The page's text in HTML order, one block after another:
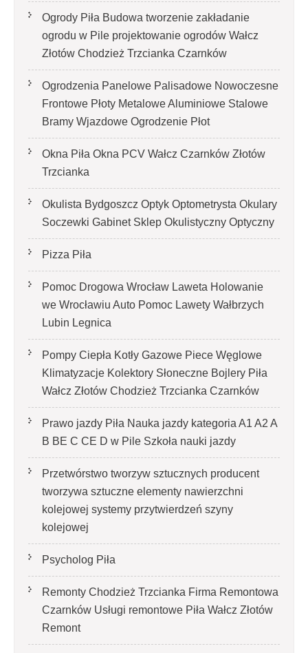
Ogrody Piła Budowa tworzenie zakładanie
ogrodu w Pile projektowanie ogrodów Wałcz
Złotów Chodzież Trzcianka Czarnków
Ogrodzenia Panelowe Palisadowe Nowoczesne
Frontowe Płoty Metalowe Aluminiowe Stalowe
Bramy Wjazdowe Ogrodzenie Płot
Okna Piła Okna PCV Wałcz Czarnków Złotów
Trzcianka
Okulista Bydgoszcz Optyk Optometrysta Okulary
Soczewki Gabinet Sklep Okulistyczny Optyczny
Pizza Piła
Pomoc Drogowa Wrocław Laweta Holowanie
we Wrocławiu Auto Pomoc Lawety Wałbrzych
Lubin Legnica
Pompy Ciepła Kotły Gazowe Piece Węglowe
Klimatyzacje Kolektory Słoneczne Bojlery Piła
Wałcz Złotów Chodzież Trzcianka Czarnków
Prawo jazdy Piła Nauka jazdy kategoria A1 A2 A
B BE C CE D‎ w Pile Szkoła nauki jazdy
Przetwórstwo tworzyw sztucznych producent
tworzywa sztuczne elementy nawierzchni
kolejowej systemy przytwierdzeń szyny
kolejowej
Psycholog Piła
Remonty Chodzież Trzcianka Firma Remontowa
Czarnków Usługi remontowe Piła Wałcz Złotów
Remont